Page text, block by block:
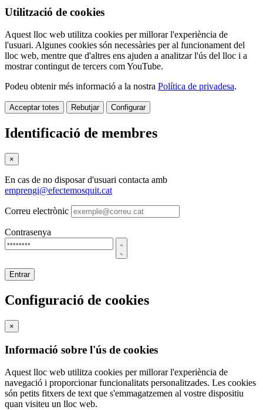
Utilització de cookies
Aquest lloc web utilitza cookies per millorar l'experiència de
l'usuari. Algunes cookies són necessàries per al funcionament del
lloc web, mentre que d'altres ens ajuden a analitzar l'ús del lloc i a
mostrar contingut de tercers com YouTube.
Podeu obtenir més informació a la nostra Política de privadesa.
Acceptar totes Rebutjar Configurar
Identificació de membres
×
En cas de no disposar d'usuari contacta amb
emprengi@efectemosquit.cat
Correu electrònic
Contrasenya
Entrar
Configuració de cookies
×
Informació sobre l'ús de cookies
Aquest lloc web utilitza cookies per millorar l'experiència de
navegació i proporcionar funcionalitats personalitzades. Les cookies
són petits fitxers de text que s'emmagatzemen al vostre dispositiu
quan visiteu un lloc web.